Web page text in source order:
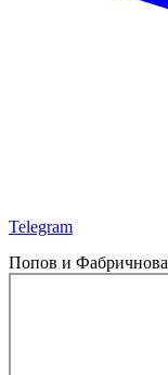
Telegram
Попов и Фабричнова